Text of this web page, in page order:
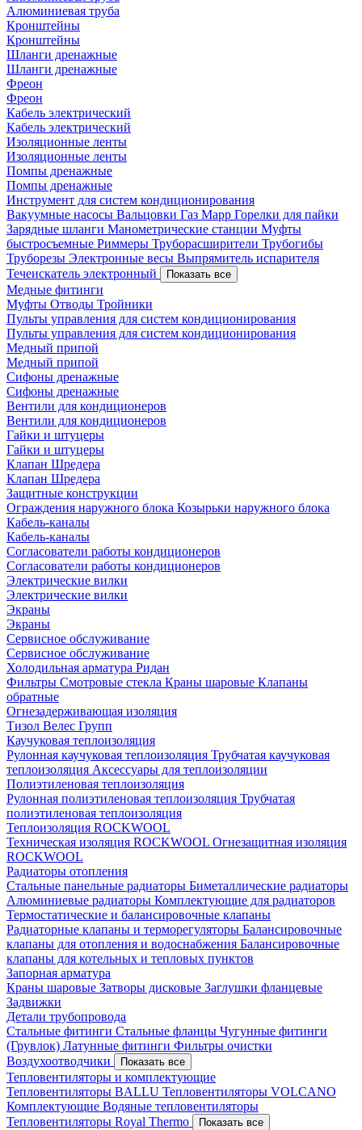
Алюминиевая труба
Кронштейны
Кронштейны
Шланги дренажные
Шланги дренажные
Фреон
Фреон
Кабель электрический
Кабель электрический
Изоляционные ленты
Изоляционные ленты
Помпы дренажные
Помпы дренажные
Инструмент для систем кондиционирования
Вакуумные насосы Вальцовки Газ Mapp Горелки для пайки
Зарядные шланги Манометрические станции Муфты
быстросъемные Риммеры Труборасширители Трубогибы
Труборезы Электронные весы Выпрямитель испарителя
Течеискатель электронный
Показать все
Медные фитинги
Муфты Отводы Тройники
Пульты управления для систем кондиционирования
Пульты управления для систем кондиционирования
Медный припой
Медный припой
Сифоны дренажные
Сифоны дренажные
Вентили для кондиционеров
Вентили для кондиционеров
Гайки и штуцеры
Гайки и штуцеры
Клапан Шредера
Клапан Шредера
Защитные конструкции
Ограждения наружного блока Козырьки наружного блока
Кабель-каналы
Кабель-каналы
Согласователи работы кондиционеров
Согласователи работы кондиционеров
Электрические вилки
Электрические вилки
Экраны
Экраны
Сервисное обслуживание
Сервисное обслуживание
Холодильная арматура Ридан
Фильтры Смотровые стекла Краны шаровые Клапаны
обратные
Огнезадерживающая изоляция
Тизол Велес Групп
Каучуковая теплоизоляция
Рулонная каучуковая теплоизоляция Трубчатая каучуковая
теплоизоляция Аксессуары для теплоизоляции
Полиэтиленовая теплоизоляция
Рулонная полиэтиленовая теплоизоляция Трубчатая
полиэтиленовая теплоизоляция
Теплоизоляция ROCKWOOL
Техническая изоляция ROCKWOOL Огнезащитная изоляция
ROCKWOOL
Радиаторы отопления
Стальные панельные радиаторы Биметаллические радиаторы
Алюминиевые радиаторы Комплектующие для радиаторов
Термостатические и балансировочные клапаны
Радиаторные клапаны и терморегуляторы Балансировочные
клапаны для отопления и водоснабжения Балансировочные
клапаны для котельных и тепловых пунктов
Запорная арматура
Краны шаровые Затворы дисковые Заглушки фланцевые
Задвижки
Детали трубопровода
Стальные фитинги Стальные фланцы Чугунные фитинги
(Грувлок) Латунные фитинги Фильтры очистки
Воздухоотводчики
Показать все
Тепловентиляторы и комплектующие
Тепловентиляторы BALLU Тепловентиляторы VOLCANO
Комплектующие Водяные тепловентиляторы
Тепловентиляторы Royal Thermo
Показать все